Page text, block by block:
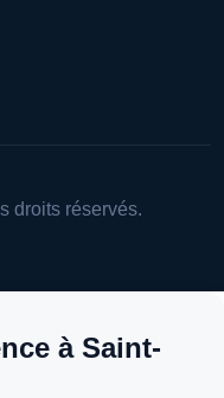
droits réservés.
à Saint-